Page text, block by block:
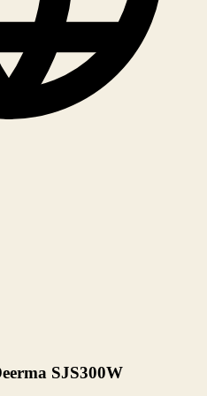
SJS300W